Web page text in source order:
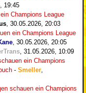
19:45
Champions League
30.05.2026, 20:03
ein Champions League
30.05.2026, 20:05
31.05.2026, 10:09
ein Champions
- Smeller
schauen ein Champions